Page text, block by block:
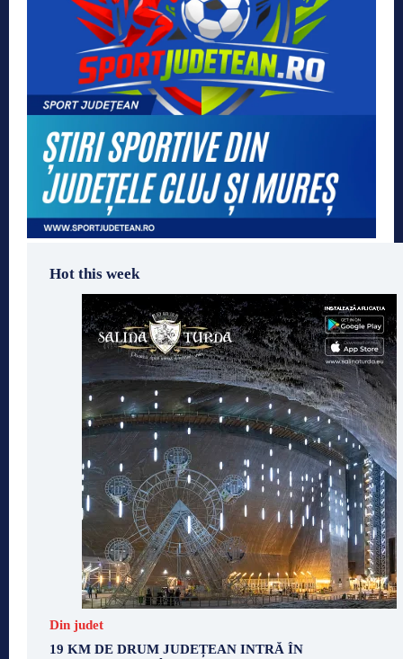
Hot this week
Din judet
19 KM DE DRUM JUDEȚEAN INTRĂ ÎN